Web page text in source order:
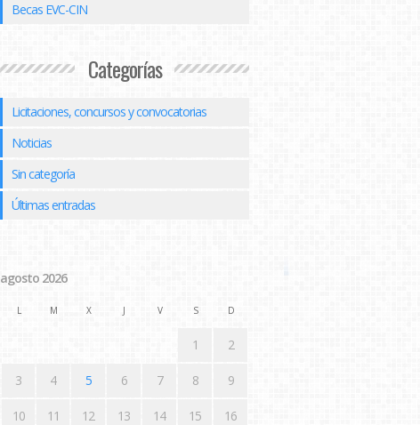
Becas EVC-CIN
Categorías
Licitaciones, concursos y convocatorias
Noticias
Sin categoría
Últimas entradas
agosto 2026
L M X J V S D
1 2
3 4 5 6 7 8 9
10 11 12 13 14 15 16